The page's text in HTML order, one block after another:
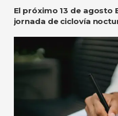
El próximo 13 de agosto
jornada de ciclovía